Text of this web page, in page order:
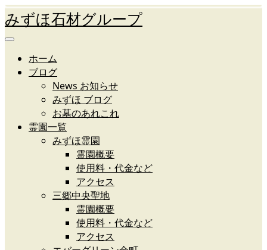
みずほ石材グループ
ホーム
ブログ
News お知らせ
みずほ ブログ
お墓のあれこれ
霊園一覧
みずほ霊園
霊園概要
使用料・代金など
アクセス
三郷中央聖地
霊園概要
使用料・代金など
アクセス